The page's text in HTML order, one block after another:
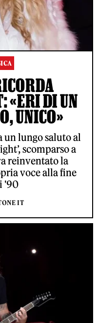
«ERI DI UN
UNICO»
un lungo saluto al
scomparso a
reinventato la
voce alla fine
'90
IT